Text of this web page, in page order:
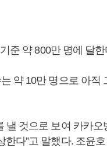
준 약 800만 명에 달
약 10만 명으로 아직
것으로 보여 카카오
다”고 말했다. 조윤